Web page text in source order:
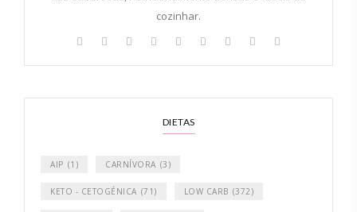
cozinhar.
DIETAS
AIP (1) CARNÍVORA (3)
KETO - CETOGÉNICA (71) LOW CARB (372)